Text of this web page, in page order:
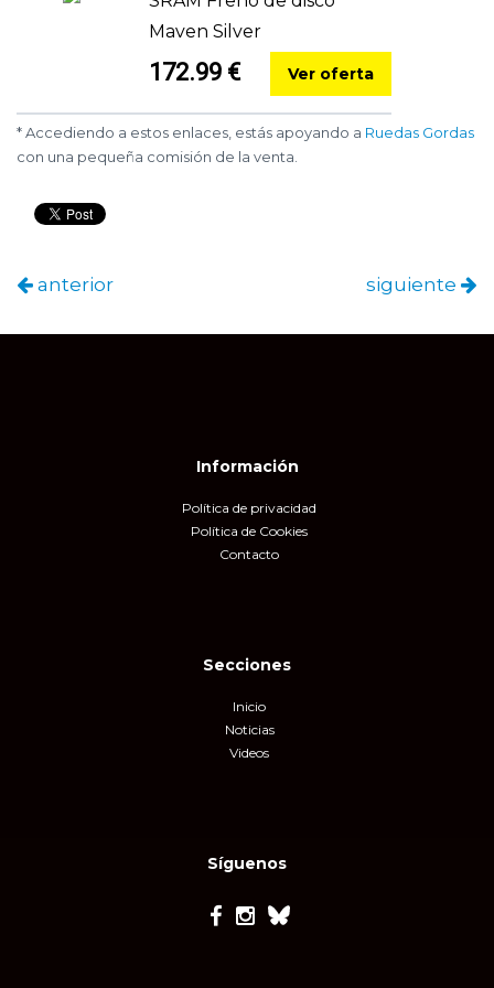
Maven Silver
172.99 € Ver oferta
* Accediendo a estos enlaces, estás apoyando a Ruedas Gordas
con una pequeña comisión de la venta.
anterior siguiente
Información
Política de privacidad
Política de Cookies
Contacto
Síguenos
Secciones
Inicio
Noticias
Videos